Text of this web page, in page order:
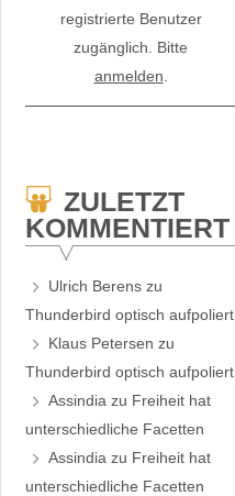
registrierte Benutzer
zugänglich. Bitte
anmelden
ZULETZT
KOMMENTIERT
Ulrich Berens zu
Thunderbird optisch aufpoliert
Klaus Petersen zu
Thunderbird optisch aufpoliert
Assindia zu Freiheit hat
unterschiedliche Facetten
Assindia zu Freiheit hat
unterschiedliche Facetten